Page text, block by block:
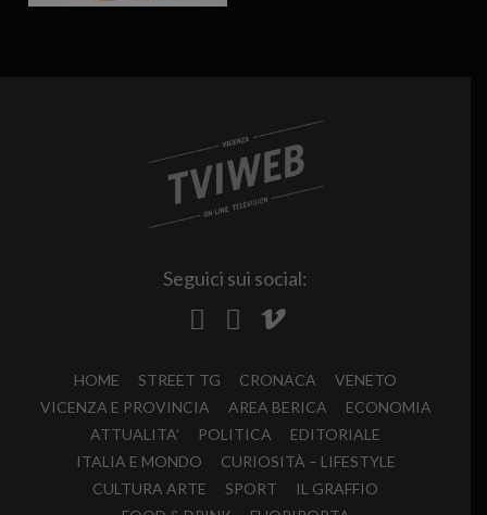
Seguici sui social:
HOME STREET TG CRONACA
VENETO
VICENZA E PROVINCIA
AREA BERICA
ECONOMIA
ATTUALITA’
POLITICA
EDITORIALE
ITALIA E MONDO
CURIOSITÀ – LIFESTYLE
CULTURA ARTE
SPORT
IL GRAFFIO